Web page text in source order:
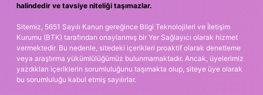
halindedir ve tavsiye niteliği taşımazlar.
Sitemiz, 5651 Sayılı Kanun gereğince Bilgi Teknolojileri ve İletişim
Kurumu (BTK) tarafından onaylanmış bir Yer Sağlayıcı olarak hizmet
vermektedir. Bu nedenle, sitedeki içerikleri proaktif olarak denetleme
veya araştırma yükümlülüğümüz bulunmamaktadır. Ancak, üyelerimiz
yazdıkları içeriklerin sorumluluğunu taşımakta olup, siteye üye olarak
bu sorumluluğu kabul etmiş sayılırlar.